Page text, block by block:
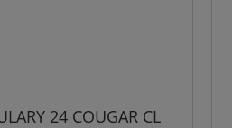
24 COUGAR CL